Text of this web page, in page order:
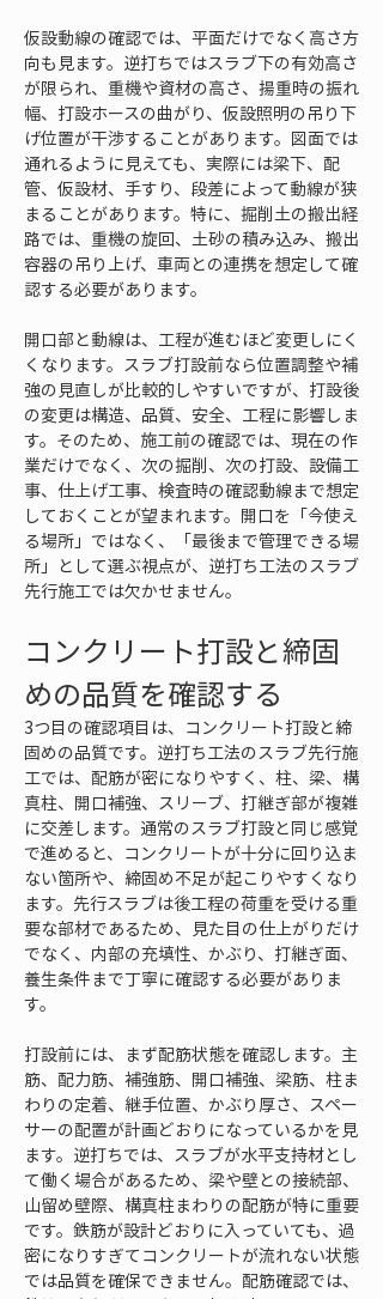
仮設動線の確認では、平面だけでなく高さ方
向も見ます。逆打ちではスラブ下の有効高さ
が限られ、重機や資材の高さ、揚重時の振れ
幅、打設ホースの曲がり、仮設照明の吊り下
げ位置が干渉することがあります。図面では
通れるように見えても、実際には梁下、配
管、仮設材、手すり、段差によって動線が狭
まることがあります。特に、掘削土の搬出経
路では、重機の旋回、土砂の積み込み、搬出
容器の吊り上げ、車両との連携を想定して確
認する必要があります。
開口部と動線は、工程が進むほど変更しにく
くなります。スラブ打設前なら位置調整や補
強の見直しが比較的しやすいですが、打設後
の変更は構造、品質、安全、工程に影響しま
す。そのため、施工前の確認では、現在の作
業だけでなく、次の掘削、次の打設、設備工
事、仕上げ工事、検査時の確認動線まで想定
しておくことが望まれます。開口を「今使え
る場所」ではなく、「最後まで管理できる場
所」として選ぶ視点が、逆打ち工法のスラブ
先行施工では欠かせません。
コンクリート打設と締固
めの品質を確認する
3つ目の確認項目は、コンクリート打設と締
固めの品質です。逆打ち工法のスラブ先行施
工では、配筋が密になりやすく、柱、梁、構
真柱、開口補強、スリーブ、打継ぎ部が複雑
に交差します。通常のスラブ打設と同じ感覚
で進めると、コンクリートが十分に回り込ま
ない箇所や、締固め不足が起こりやすくなり
ます。先行スラブは後工程の荷重を受ける重
要な部材であるため、見た目の仕上がりだけ
でなく、内部の充填性、かぶり、打継ぎ面、
養生条件まで丁寧に確認する必要がありま
す。
打設前には、まず配筋状態を確認します。主
筋、配力筋、補強筋、開口補強、梁筋、柱ま
わりの定着、継手位置、かぶり厚さ、スペー
サーの配置が計画どおりになっているかを見
ます。逆打ちでは、スラブが水平支持材とし
て働く場合があるため、梁や壁との接続部、
山留め壁際、構真柱まわりの配筋が特に重要
です。鉄筋が設計どおりに入っていても、過
密になりすぎてコンクリートが流れない状態
では品質を確保できません。配筋確認では、